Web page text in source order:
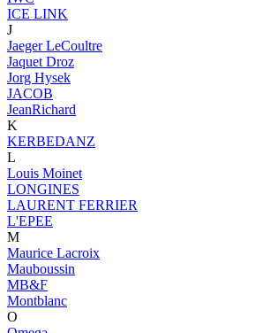
ICE LINK
J
Jaeger LeCoultre
Jaquet Droz
Jorg Hysek
JACOB
JeanRichard
K
KERBEDANZ
L
Louis Moinet
LONGINES
LAURENT FERRIER
L'EPEE
M
Maurice Lacroix
Mauboussin
MB&F
Montblanc
O